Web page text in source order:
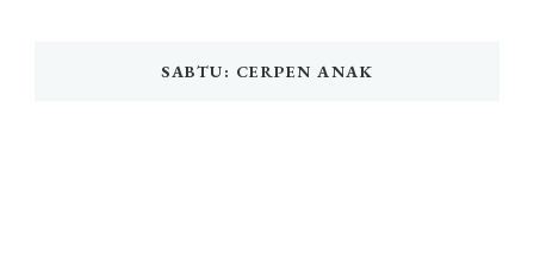
SABTU: CERPEN ANAK